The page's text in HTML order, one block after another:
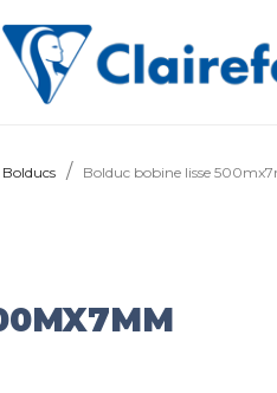
Bolducs Bolduc bobine lisse